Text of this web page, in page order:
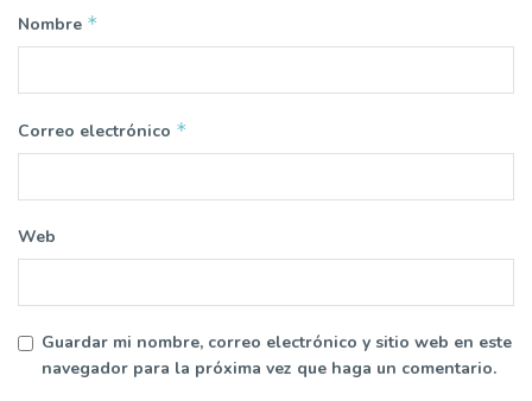
Nombre *
Correo electrónico *
Web
Guardar mi nombre, correo electrónico y sitio web en este
navegador para la próxima vez que haga un comentario.